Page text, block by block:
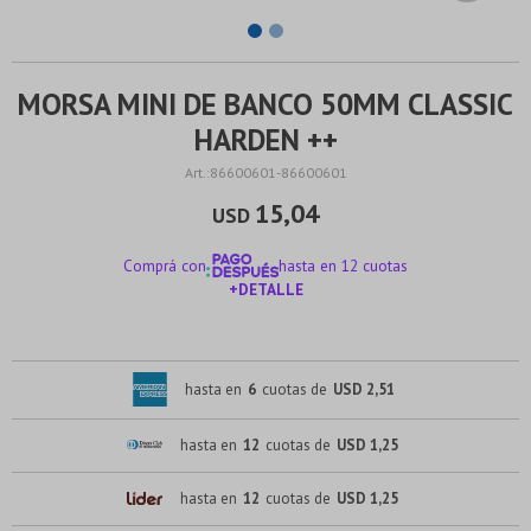
MORSA MINI DE BANCO 50MM CLASSIC
HARDEN ++
86600601-86600601
USD 15,04
Comprá con
hasta en 12 cuotas
+DETALLE
hasta en 6 cuotas de USD 2,51
hasta en 12 cuotas de USD 1,25
hasta en 12 cuotas de USD 1,25